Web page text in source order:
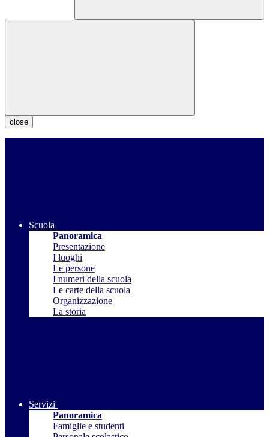
close
Scuola
Panoramica
Presentazione
I luoghi
Le persone
I numeri della scuola
Le carte della scuola
Organizzazione
La storia
Servizi
Panoramica
Famiglie e studenti